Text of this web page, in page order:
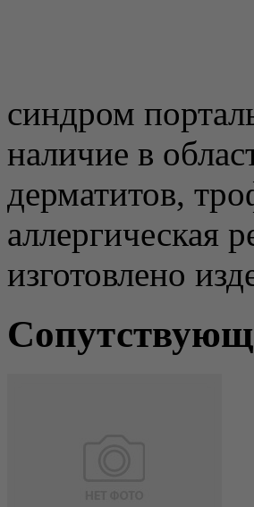
синдром
наличие в
дерматитов,
аллергическая
изготовлено